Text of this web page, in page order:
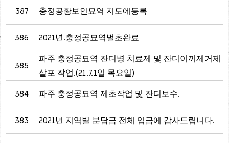
387 충정공황보인묘역 지도에등록
386 2021년.충정공묘역벌초완료
385
파주 충정공묘역 잔디병 치료제 및 잔디이끼제거제
살포 작업.(21.7.1일 목요일)
384
파주 충정공묘역 제초작업 및 잔디보수.
383 2021년 지역별 분담금 전체 입금에 감사드립니다.